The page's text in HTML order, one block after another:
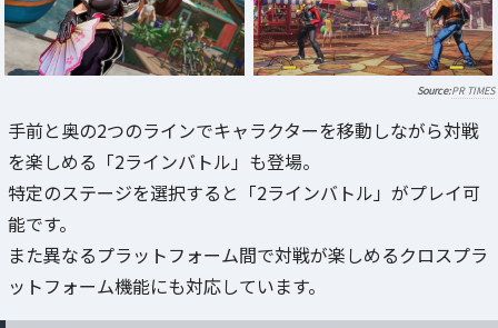
PR TIMES
手前と奥の2つのラインでキャラクターを移動しながら対戦
を楽しめる「2ラインバトル」も登場。
特定のステージを選択すると「2ラインバトル」がプレイ可
能です。
また異なるプラットフォーム間で対戦が楽しめるクロスプラ
ットフォーム機能にも対応しています。